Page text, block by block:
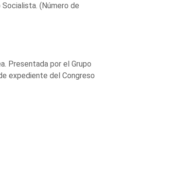
(Número de
Presentada por el Grupo
expediente del Congreso